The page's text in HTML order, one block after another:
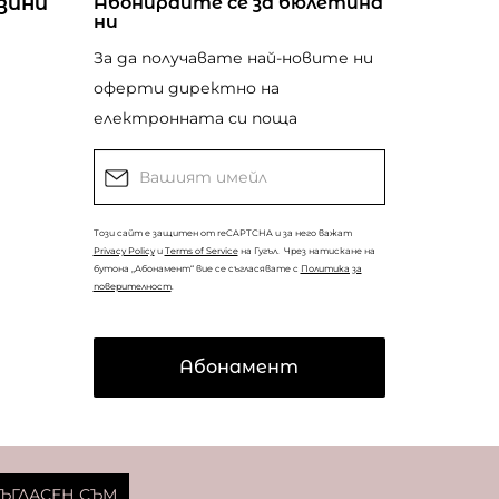
СЪМ
ни
За да получавате най-новите ни
оферти директно на
електронната си поща
Този сайт е защитен от reCAPTCHA и за него важат
Privacy Policyи Terms of Serviceна Гугъл. Чрез натискане на
бутона „Абонамент“ вие се съгласявате с Политика за
поверителност.
Абонамент
© CopyrightCoolclub